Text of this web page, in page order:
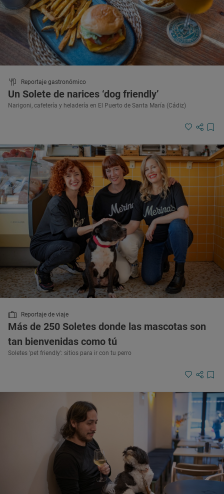
Reportaje gastronómico
Un Solete de narices ‘dog friendly’
Narigoni, cafetería y heladería en El Puerto de Santa María (Cádiz)
Reportaje de viaje
Más de 250 Soletes donde las mascotas son
tan bienvenidas como tú
Soletes 'pet friendly': sitios para ir con tu perro